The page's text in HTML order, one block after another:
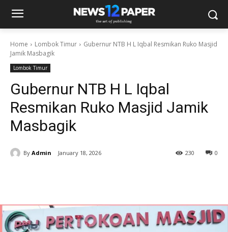
Home Lombok Timur
Gubernur NTB H L Iqbal Resmikan Ruko Masjid
Jamik Masbagik
Lombok Timur
Gubernur NTB H L Iqbal
Resmikan Ruko Masjid Jamik
Masbagik
By Admin January 18, 2026 0
230